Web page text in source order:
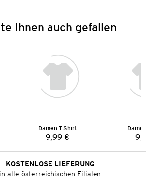
Ihnen auch gefallen
Damen T-Shirt
Preis:
9,99 €
KOSTENLOSE LIEFERUNG
in alle österreichischen Filialen